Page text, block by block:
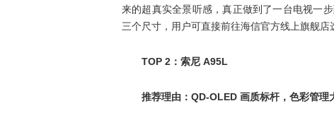
来的超真实全景听感，真正做到了一台电视一
三个尺寸，用户可直接前往海信官方线上旗舰店
TOP 2：索尼 A95L
推荐理由：QD-OLED 画质标杆，色彩管